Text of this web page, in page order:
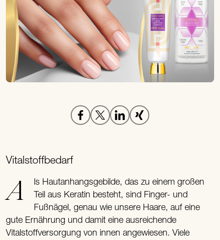
Vitalstoffbedarf
Als Hautanhangsgebilde, das zu einem großen
Teil aus Keratin besteht, sind Finger- und
Fußnägel, genau wie unsere Haare, auf eine
gute Ernährung und damit eine ausreichende
Vitalstoffversorgung von innen angewiesen. Viele